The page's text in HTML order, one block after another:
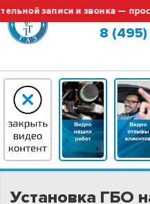
звонка — просто Москва
8 (495)
Установка ГБО